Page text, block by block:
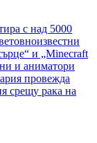
с над 5000
и „Minecraft
и аниматори
провежда
срещу рака на